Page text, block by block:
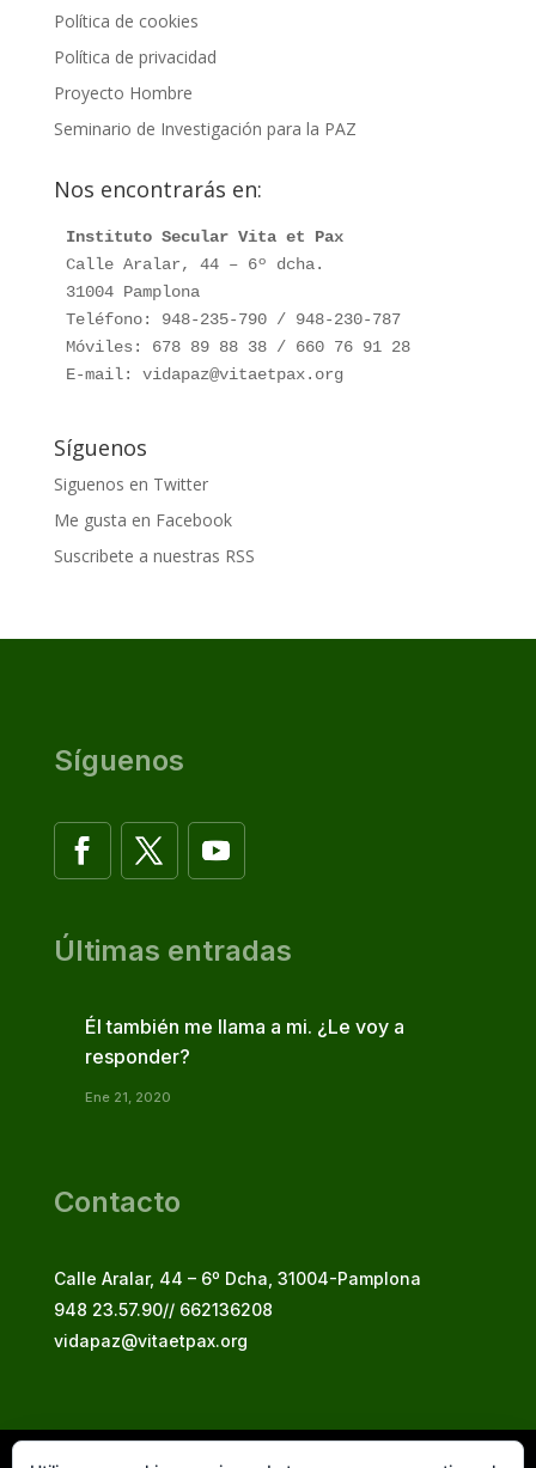
Política de cookies
Política de privacidad
Proyecto Hombre
Seminario de Investigación para la PAZ
Nos encontrarás en:
Instituto Secular Vita et Pax
Calle Aralar, 44 – 6º dcha.
31004 Pamplona
Teléfono: 948-235-790 / 948-230-787
Móviles: 678 89 88 38 / 660 76 91 28
E-mail: vidapaz@vitaetpax.org
Síguenos
Siguenos en Twitter
Me gusta en Facebook
Suscribete a nuestras RSS
Síguenos
Últimas entradas
Él también me llama a mi. ¿Le voy a
responder?
Ene 21, 2020
Contacto
Calle Aralar, 44 – 6º Dcha, 31004-Pamplona
948 23.57.90// 662136208
vidapaz@vitaetpax.org